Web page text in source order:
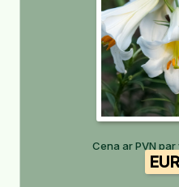
Cena ar PVN